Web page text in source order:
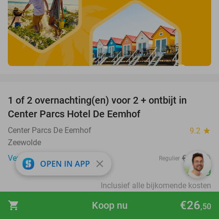
shopping_cart €26,50
Koop nu
1 of 2 overnachting(en) voor 2 + ontbijt in
Center Parcs Hotel De Eemhof
Center Parcs De Eemhof 9.2 star
Zeewolde
Verkocht: 4.575
Regulier €137
€119
Inclusief alle bijkomende kosten
favorite_border
OPEN IN APP close